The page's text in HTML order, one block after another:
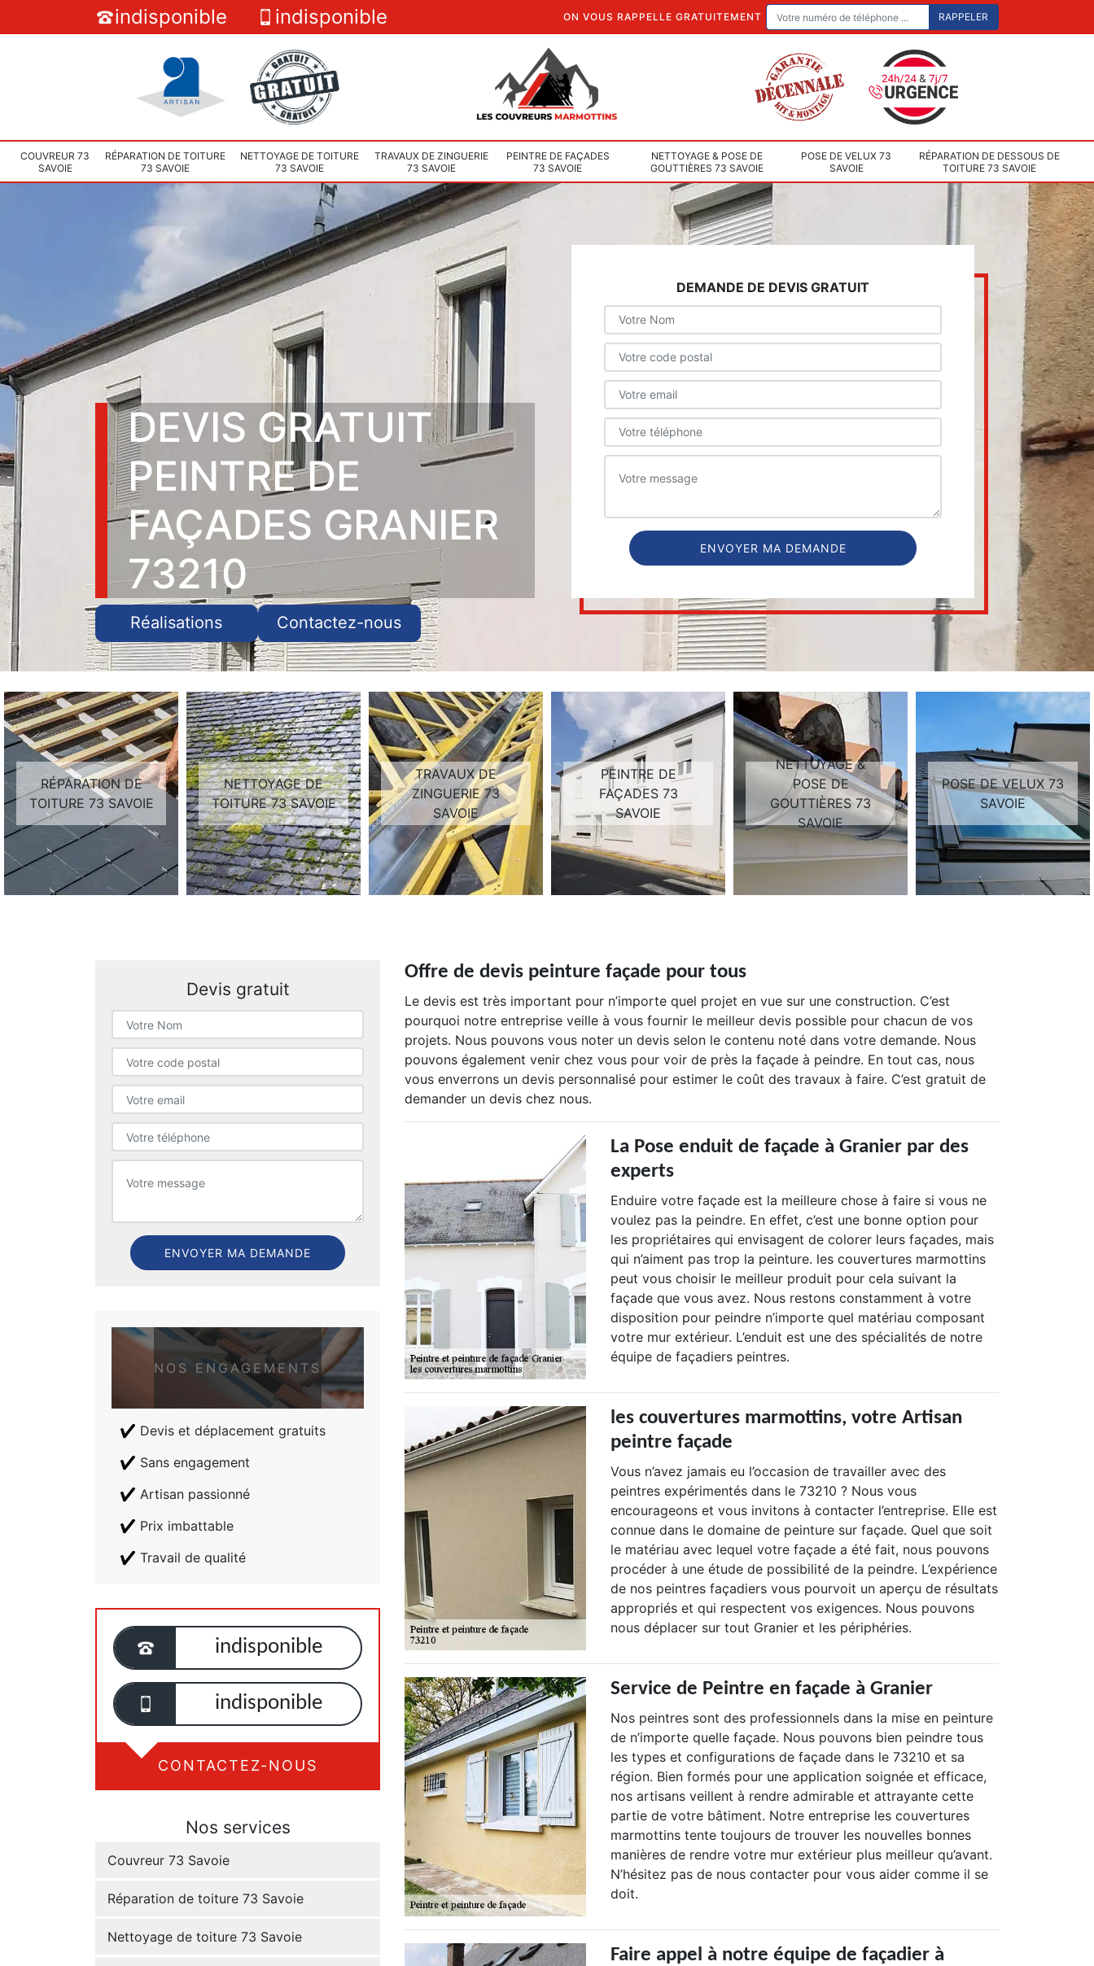
indisponible indisponible ON VOUS RAPPELLE GRATUITEMENT
COUVREUR 73
SAVOIE
RÉPARATION DE TOITURE
73 SAVOIE
NETTOYAGE DE TOITURE
73 SAVOIE
TRAVAUX DE ZINGUERIE
73 SAVOIE
PEINTRE DE FAÇADES
73 SAVOIE
NETTOYAGE & POSE DE
GOUTTIÈRES 73 SAVOIE
POSE DE VELUX 73
SAVOIE
RÉPARATION DE DESSOUS DE
TOITURE 73 SAVOIE
DEVIS GRATUIT
PEINTRE DE
FAÇADES GRANIER
73210
Réalisations Contactez-nous
DEMANDE DE DEVIS GRATUIT
RÉPARATION DE
TOITURE 73 SAVOIE
NETTOYAGE DE
TOITURE 73 SAVOIE
TRAVAUX DE
ZINGUERIE 73
SAVOIE
PEINTRE DE
FAÇADES 73
SAVOIE
NETTOYAGE &
POSE DE
GOUTTIÈRES 73
SAVOIE
POSE DE VELUX 73
SAVOIE
Devis gratuit
NOS ENGAGEMENTS
Devis et déplacement gratuits
Sans engagement
Artisan passionné
Prix imbattable
Travail de qualité
indisponible
indisponible
CONTACTEZ-NOUS
Nos services
Couvreur 73 Savoie
Réparation de toiture 73 Savoie
Nettoyage de toiture 73 Savoie
Offre de devis peinture façade pour tous
Le devis est très important pour n’importe quel projet en vue sur une construction. C’est
pourquoi notre entreprise veille à vous fournir le meilleur devis possible pour chacun de vos
projets. Nous pouvons vous noter un devis selon le contenu noté dans votre demande. Nous
pouvons également venir chez vous pour voir de près la façade à peindre. En tout cas, nous
vous enverrons un devis personnalisé pour estimer le coût des travaux à faire. C’est gratuit de
demander un devis chez nous.
La Pose enduit de façade à Granier par des
experts
Enduire votre façade est la meilleure chose à faire si vous ne
voulez pas la peindre. En effet, c’est une bonne option pour
les propriétaires qui envisagent de colorer leurs façades, mais
qui n’aiment pas trop la peinture. les couvertures marmottins
peut vous choisir le meilleur produit pour cela suivant la
façade que vous avez. Nous restons constamment à votre
disposition pour peindre n’importe quel matériau composant
votre mur extérieur. L’enduit est une des spécialités de notre
équipe de façadiers peintres.
les couvertures marmottins, votre Artisan
peintre façade
Vous n’avez jamais eu l’occasion de travailler avec des
peintres expérimentés dans le 73210 ? Nous vous
encourageons et vous invitons à contacter l’entreprise. Elle est
connue dans le domaine de peinture sur façade. Quel que soit
le matériau avec lequel votre façade a été fait, nous pouvons
procéder à une étude de possibilité de la peindre. L’expérience
de nos peintres façadiers vous pourvoit un aperçu de résultats
appropriés et qui respectent vos exigences. Nous pouvons
nous déplacer sur tout Granier et les périphéries.
Service de Peintre en façade à Granier
Nos peintres sont des professionnels dans la mise en peinture
de n’importe quelle façade. Nous pouvons bien peindre tous
les types et configurations de façade dans le 73210 et sa
région. Bien formés pour une application soignée et efficace,
nos artisans veillent à rendre admirable et attrayante cette
partie de votre bâtiment. Notre entreprise les couvertures
marmottins tente toujours de trouver les nouvelles bonnes
manières de rendre votre mur extérieur plus meilleur qu’avant.
N’hésitez pas de nous contacter pour vous aider comme il se
doit.
Faire appel à notre équipe de façadier à